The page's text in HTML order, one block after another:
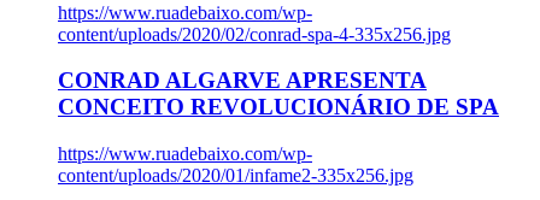
https://www.ruadebaixo.com/wp-
content/uploads/2020/02/conrad-spa-4-335x256.jpg
CONRAD ALGARVE APRESENTA
CONCEITO REVOLUCIONÁRIO DE SPA
https://www.ruadebaixo.com/wp-
content/uploads/2020/01/infame2-335x256.jpg